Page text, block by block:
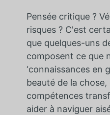
Pensée critique ?
risques ? C'est
que quelques-uns
composent ce que
‘connaissances en
beauté de la
compétences
aider à naviguer